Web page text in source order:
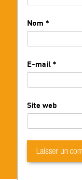
Nom *
E-mail *
Site web